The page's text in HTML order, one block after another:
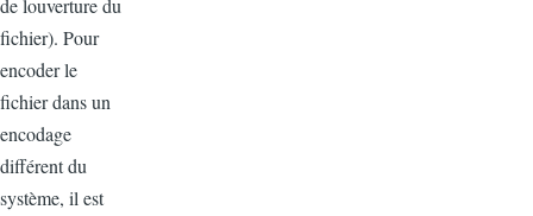
de louverture du
fichier). Pour
encoder le
fichier dans un
encodage
différent du
système, il est